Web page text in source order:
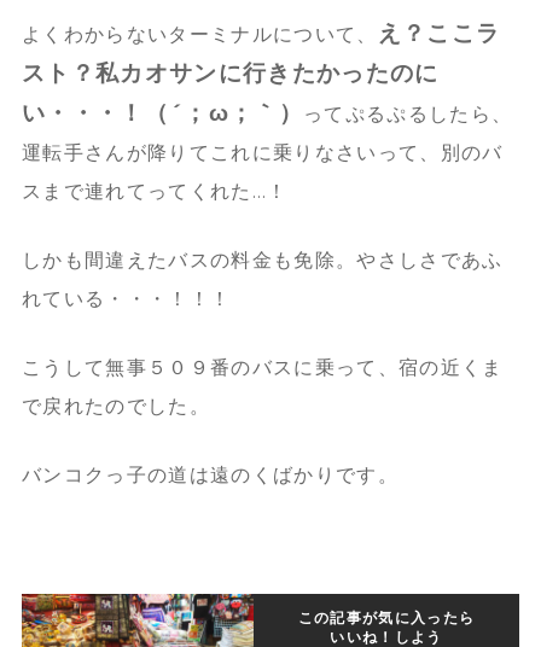
よくわからないターミナルについて、
え？ここラ
スト？私カオサンに行きたかったのに
い・・・！（´；ω；｀）
ってぷるぷるしたら、
運転手さんが降りてこれに乗りなさいって、別のバ
スまで連れてってくれた…！
しかも間違えたバスの料金も免除。やさしさであふ
れている・・・！！！
こうして無事５０９番のバスに乗って、宿の近くま
で戻れたのでした。
バンコクっ子の道は遠のくばかりです。
この記事が気に入ったら
いいね！しよう